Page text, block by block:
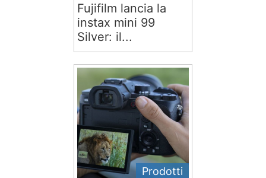
Fujifilm lancia la
instax mini 99
Silver: il...
Prodotti